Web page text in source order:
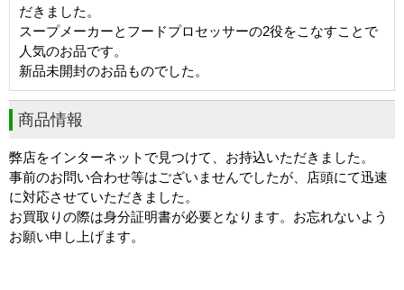
だきました。
スープメーカーとフードプロセッサーの2役をこなすことで
人気のお品です。
新品未開封のお品ものでした。
商品情報
弊店をインターネットで見つけて、お持込いただきました。
事前のお問い合わせ等はございませんでしたが、店頭にて迅速
に対応させていただきました。
お買取りの際は身分証明書が必要となります。お忘れないよう
お願い申し上げます。